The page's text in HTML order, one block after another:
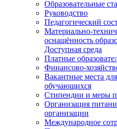
Образовательные
Руководство
Педагогический
Материально-
оснащённость
Доступная среда
Платные
Финансово-
Вакантные места
обучающихся
Стипендии и меры
Организация
организации
Международное